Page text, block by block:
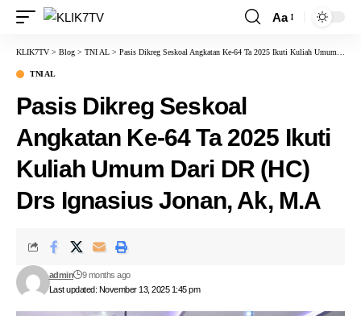
Aa
KLIK7TV > Blog > TNI AL > Pasis Dikreg Seskoal Angkatan Ke-64 Ta 2025 Ikuti Kuliah Umum Dari DR (HC) Drs Ignasius Jonan, Ak, M.A
TNI AL
Pasis Dikreg Seskoal
Angkatan Ke-64 Ta 2025 Ikuti
Kuliah Umum Dari DR (HC)
Drs Ignasius Jonan, Ak, M.A
Last updated: November 13, 2025 1:45 pm
admin 9 months ago